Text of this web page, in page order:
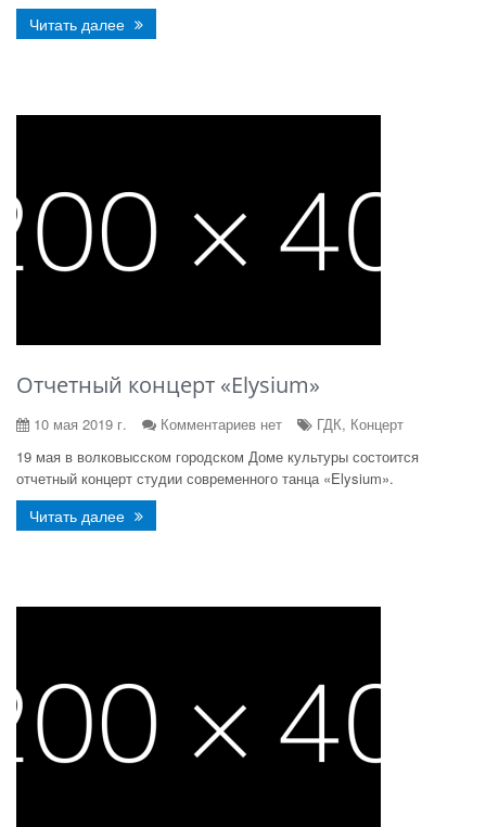
Читать далее
Отчетный концерт «Elysium»
10 мая 2019 г. Комментариев нет
ГДК, Концерт
19 мая в волковысском городском Доме культуры состоится
отчетный концерт студии современного танца «Elysium».
Читать далее